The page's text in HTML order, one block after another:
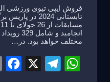
تابستانی 2024
مختلف خواهد بود. در…
W
T
X